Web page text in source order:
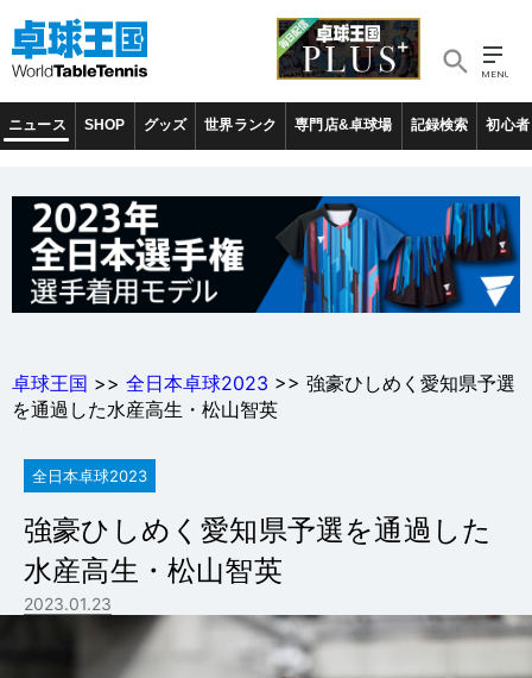
ニュース SHOP グッズ 世界ランク 専門店&卓球場 記録検索 初心者
卓球王国 >> 全日本卓球2023 >> 強豪ひしめく愛知県予選
を通過した水産高生・松山智英
全日本卓球2023
強豪ひしめく愛知県予選を通過した
水産高生・松山智英
2023.01.23